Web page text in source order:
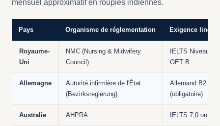
mensuel approximatif en roupies indiennes.
Pays Organisme de réglementation Exigence
Royaume-
Uni
NMC (Nursing & Midwifery
Council)
IELTS Niveau 7
OET B
Allemagne
Autorité infirmière de l'État
(Bezirksregierung)
Allemand B2
(obligatoire)
Australie AHPRA IELTS 7,0 ou